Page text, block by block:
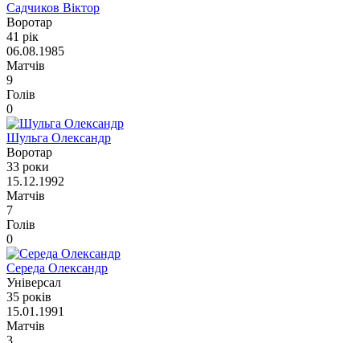
Садчиков Віктор
Воротар
41 рік
06.08.1985
Матчів
9
Голів
0
Шульга Олександр
Воротар
33 роки
15.12.1992
Матчів
7
Голів
0
Середа Олександр
Універсал
35 років
15.01.1991
Матчів
3